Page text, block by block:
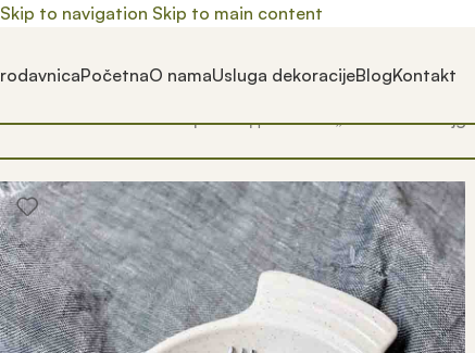
Skip to navigation Skip to main content
PočetnaO namaUsluga dekoracijeBlogKontakt
Почетна/ Prodavnica/ Производ oзначен „dezertni escajg“